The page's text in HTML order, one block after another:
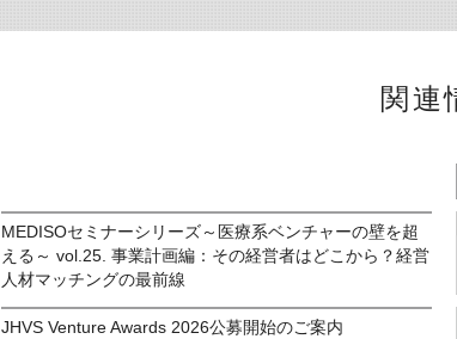
関連
MEDISOセミナーシリーズ～医療系ベンチャーの壁を超
える～ vol.25. 事業計画編：その経営者はどこから？経営
人材マッチングの最前線
JHVS Venture Awards 2026公募開始のご案内